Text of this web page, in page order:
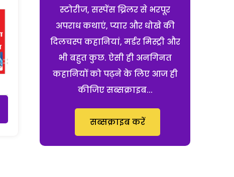
स्टोरीज, सस्पेंस थ्रिलर से भरपूर
अपराध कथाएं, प्यार और धोखे की
दिलचस्प कहानियां, मर्डर मिस्ट्री और
भी बहुत कुछ. ऐसी ही अनगिनत
कहानियों को पढ़ने के लिए आज ही
कीजिए सब्सक्राइब...
सब्सक्राइब करें